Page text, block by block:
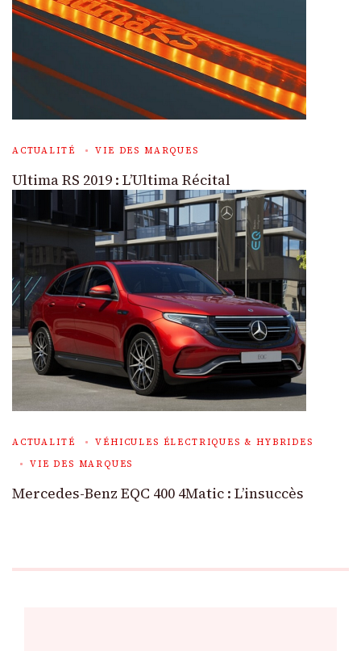
ACTUALITÉ VIE DES MARQUES
Ultima RS 2019 : L’Ultima Récital
ACTUALITÉ
VÉHICULES ÉLECTRIQUES & HYBRIDES
VIE DES MARQUES
Mercedes-Benz EQC 400 4Matic : L’insuccès